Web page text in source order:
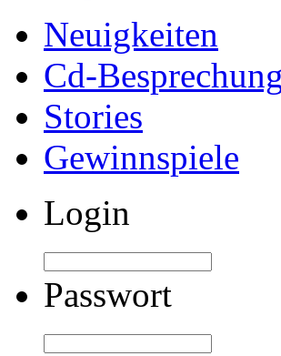
Neuigkeiten
Cd-
Stories
Gewinnspiele
Login
Passwort